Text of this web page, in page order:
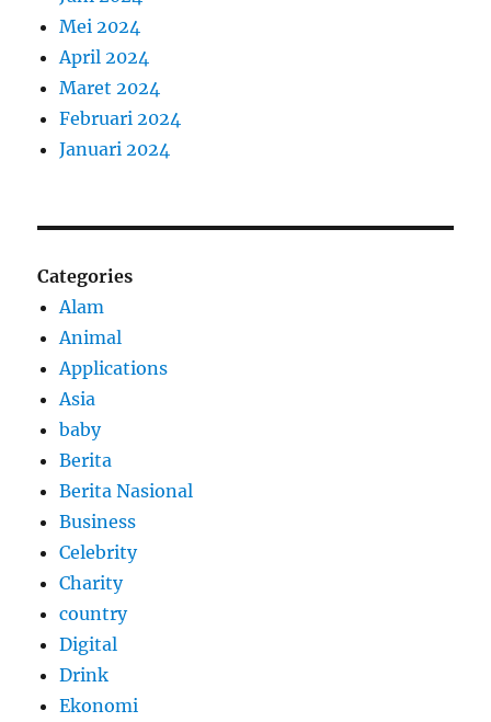
Mei 2024
April 2024
Maret 2024
Februari 2024
Januari 2024
Categories
Alam
Animal
Applications
Asia
baby
Berita
Berita Nasional
Business
Celebrity
Charity
country
Digital
Drink
Ekonomi